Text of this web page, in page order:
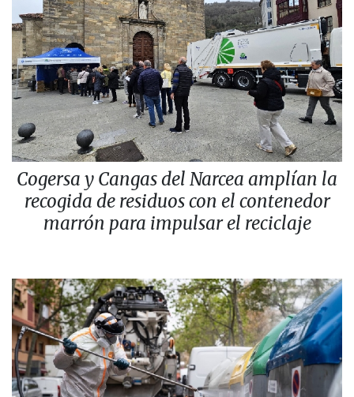
Cogersa y Cangas del Narcea amplían la
recogida de residuos con el contenedor
marrón para impulsar el reciclaje